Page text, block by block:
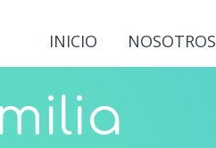
INICIO NOSOTROS